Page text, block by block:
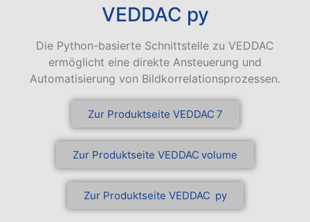
VEDDAC py
Die Python-basierte Schnittstelle zu VEDDAC
ermöglicht eine direkte Ansteuerung und
Automatisierung von Bildkorrelationsprozessen.
Zur Produktseite VEDDAC 7
Zur Produktseite VEDDAC volume
Zur Produktseite VEDDAC py